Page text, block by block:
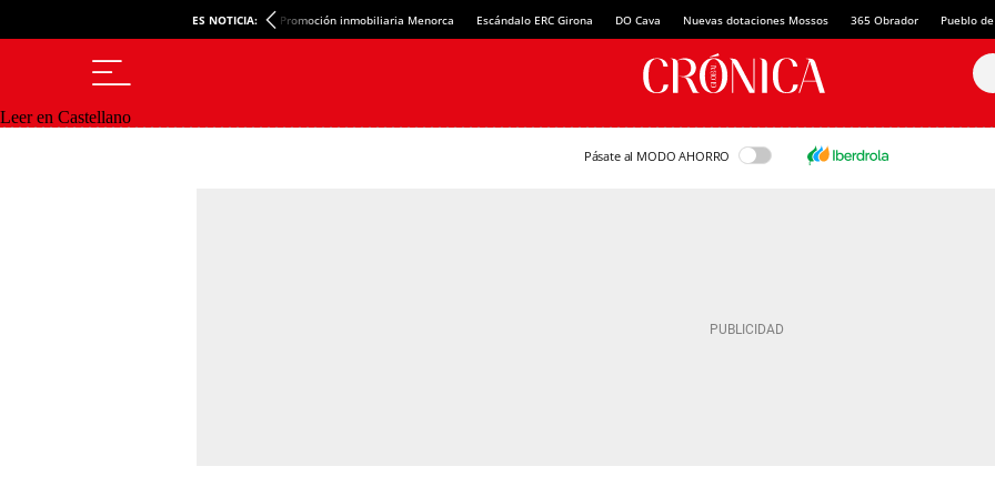
ES NOTICIA: Promoción inmobiliaria Menorca Escándalo ERC Girona DO Cava Nuevas dotaciones Mossos 365 Obrador Pueblo
Leer en Castellano
Pásate al MODO AHORRO